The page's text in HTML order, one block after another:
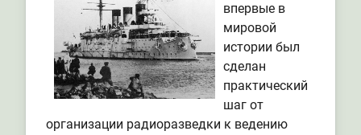
впервые в
мировой
истории был
сделан
практический
шаг от
организации радиоразведки к ведению